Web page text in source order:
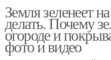
Земля зеленеет
делать. Почему
огороде и
фото и видео